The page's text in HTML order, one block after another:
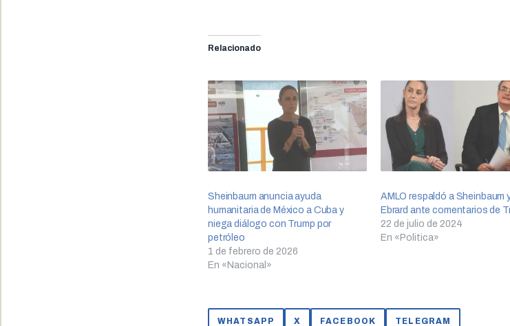
Relacionado
Sheinbaum anuncia ayuda
humanitaria de México a Cuba y
niega diálogo con Trump por
petróleo
1 de febrero de 2026
En «Nacional»
AMLO respaldó a Sheinbaum
Ebrard ante comentarios de
22 de julio de 2024
En «Politica»
WHATSAPP X FACEBOOK TELEGRAM